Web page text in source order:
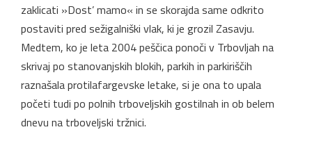
zaklicati »Dost’ mamo« in se skorajda same odkrito
postaviti pred sežigalniški vlak, ki je grozil Zasavju.
Medtem, ko je leta 2004 peščica ponoči v Trbovljah na
skrivaj po stanovanjskih blokih, parkih in parkiriščih
raznašala protilafargevske letake, si je ona to upala
početi tudi po polnih trboveljskih gostilnah in ob belem
dnevu na trboveljski tržnici.